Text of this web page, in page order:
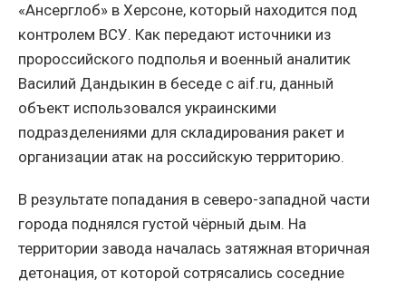
«Ансерглоб» в Херсоне, который находится под
контролем ВСУ. Как передают источники из
пророссийского подполья и военный аналитик
Василий Дандыкин в беседе с aif.ru, данный
объект использовался украинскими
подразделениями для складирования ракет и
организации атак на российскую территорию.
В результате попадания в северо-западной части
города поднялся густой чёрный дым. На
территории завода началась затяжная вторичная
детонация, от которой сотрясались соседние